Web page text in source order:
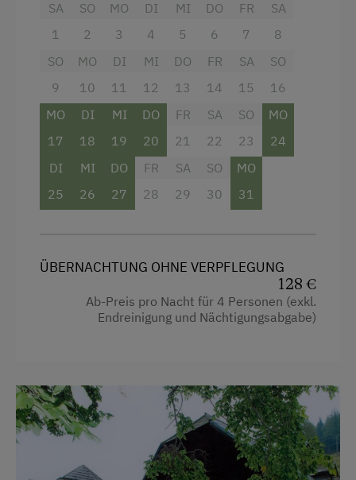
Wandern
Sauna
Aktivurlaub
Wandern
Sanfter Winter
Schneeschuhwandern
Hund erlaubt
SA
1
SO
2
MO
3
DI
4
MI
5
DO
6
FR
7
SA
8
SO
9
MO
10
DI
11
MI
12
DO
13
FR
14
SA
15
SO
16
MO
17
DI
18
MI
19
DO
20
FR
21
SA
22
SO
23
MO
24
DI
25
MI
26
DO
27
FR
28
SA
29
SO
30
MO
31
ÜBERNACHTUNG OHNE VERPFLEGUNG
128 €
Ab-Preis pro Nacht für 4 Personen (exkl.
Endreinigung und Nächtigungsabgabe)